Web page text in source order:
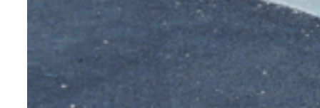
De plus, ce métal est également
résistant aux variations de températures
et incombustible. Or, cela ne fait que
confirmer le précédent point.